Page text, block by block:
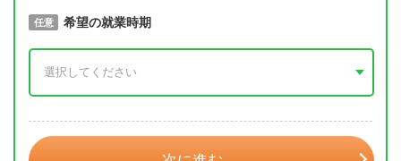
必須 取得予定年
任意 希望の就業時期